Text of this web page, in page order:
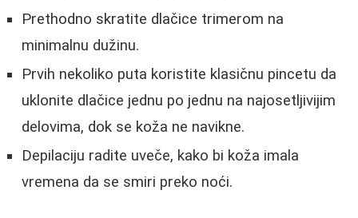
Prethodno skratite dlačice trimerom na
minimalnu dužinu.
Prvih nekoliko puta koristite klasičnu pincetu da
uklonite dlačice jednu po jednu na najosetljivijim
delovima, dok se koža ne navikne.
Depilaciju radite uveče, kako bi koža imala
vremena da se smiri preko noći.